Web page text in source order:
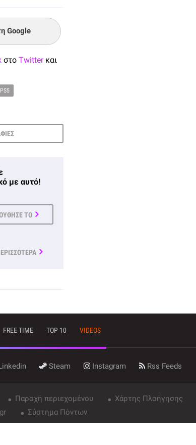
Google
στο Twitterκαι
PS5
με αυτό!
ΤΟ
FREE TIME TOP 10 VIDEOS
Steam Instagram Rss Feeds
Παροχή περιεχομένου Χάρτης Πλοήγησης
Σύστημα Πόντων